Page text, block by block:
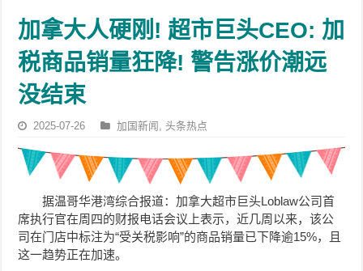
加拿大人硬刚! 超市巨头CEO: 加
税商品销量狂降! 警告涨价潮远
没结束
2025-07-26 加国新闻 ,头条热点
据温哥华港湾综合报道：加拿大超市巨头Loblaw公司首
席执行官在周四的财报电话会议上表示，近几周以来，该公
司在门店中标注为“受关税影响”的商品销量已下降逾15%，且
这一趋势正在加速。